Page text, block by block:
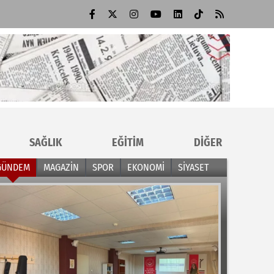
SAĞLIK EĞİTİM DİĞER
MAGAZİN SPOR EKONOMİ SİYASET